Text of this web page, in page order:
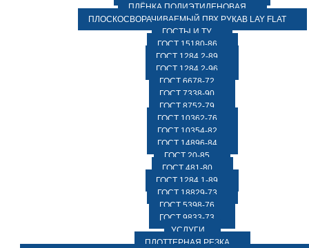
ПЛЁНКА ПОЛИЭТИЛЕНОВАЯ
ПЛОСКОСВОРАЧИВАЕМЫЙ ПВХ РУКАВ LAY FLAT
ГОСТЫ И ТУ
ГОСТ 15180-86
ГОСТ 1284.2-89
ГОСТ 1284.2-96
ГОСТ 6678-72
ГОСТ 7338-90
ГОСТ 8752-79
ГОСТ 10362-76
ГОСТ 10354-82
ГОСТ 14896-84
ГОСТ 20-85
ГОСТ 481-80
ГОСТ 1284.1-89
ГОСТ 18829-73
ГОСТ 5398-76
ГОСТ 9833-73
УСЛУГИ
ПЛОТТЕРНАЯ РЕЗКА